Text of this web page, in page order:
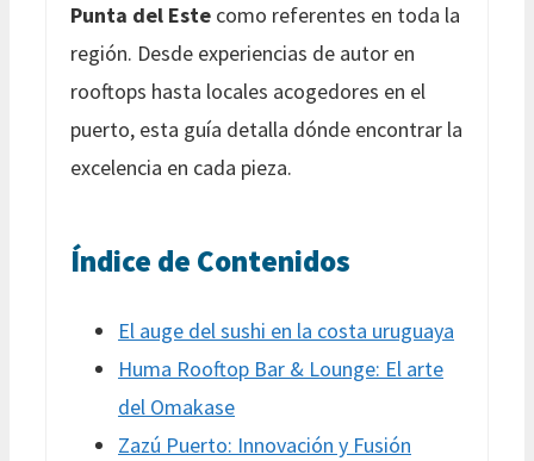
Punta del Este como referentes en toda la
región. Desde experiencias de autor en
rooftops hasta locales acogedores en el
puerto, esta guía detalla dónde encontrar la
excelencia en cada pieza.
Índice de Contenidos
El auge del sushi en la costa uruguaya
Huma Rooftop Bar & Lounge: El arte
del Omakase
Zazú Puerto: Innovación y Fusión